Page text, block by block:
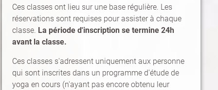
Ces classes ont lieu sur une base régulière. Les
réservations sont requises pour assister à chaque
classe. La période d'inscription se termine 24h
avant la classe.
Ces classes s'adressent uniquement aux personne
qui sont inscrites dans un programme d'étude de
yoga en cours (n'ayant pas encore obtenu leur